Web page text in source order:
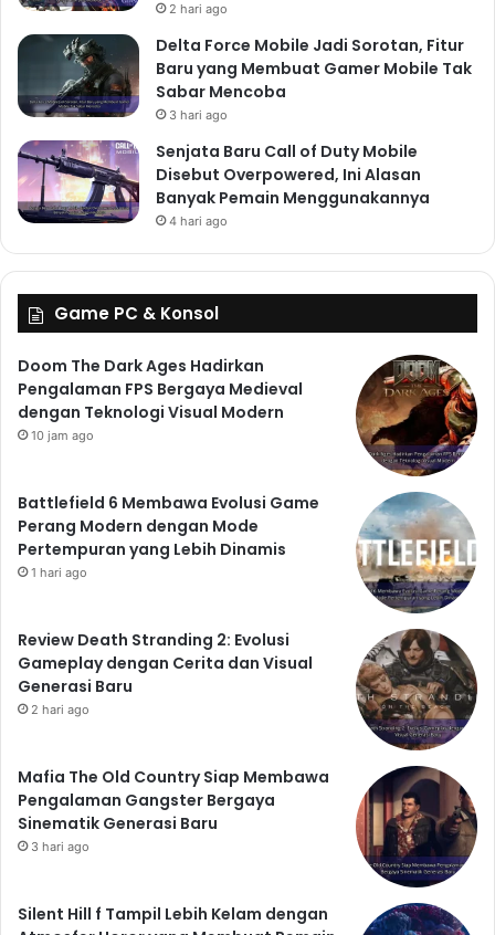
2 hari ago
Delta Force Mobile Jadi Sorotan, Fitur
Baru yang Membuat Gamer Mobile Tak
Sabar Mencoba
3 hari ago
Senjata Baru Call of Duty Mobile
Disebut Overpowered, Ini Alasan
Banyak Pemain Menggunakannya
4 hari ago
Game PC & Konsol
Doom The Dark Ages Hadirkan
Pengalaman FPS Bergaya Medieval
dengan Teknologi Visual Modern
10 jam ago
Battlefield 6 Membawa Evolusi Game
Perang Modern dengan Mode
Pertempuran yang Lebih Dinamis
1 hari ago
Review Death Stranding 2: Evolusi
Gameplay dengan Cerita dan Visual
Generasi Baru
2 hari ago
Mafia The Old Country Siap Membawa
Pengalaman Gangster Bergaya
Sinematik Generasi Baru
3 hari ago
Silent Hill f Tampil Lebih Kelam dengan